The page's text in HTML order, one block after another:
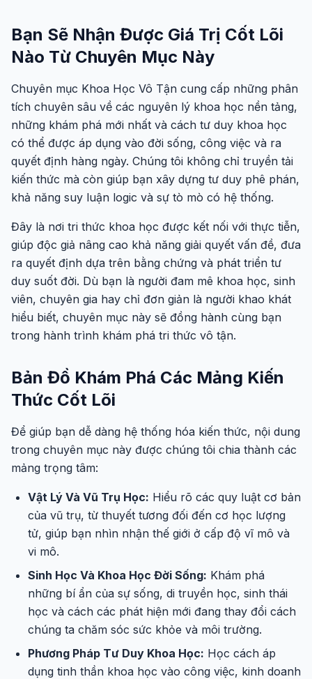
Bạn Sẽ Nhận Được Giá Trị Cốt Lõi
Nào Từ Chuyên Mục Này
Chuyên mục Khoa Học Vô Tận cung cấp những phân
tích chuyên sâu về các nguyên lý khoa học nền tảng,
những khám phá mới nhất và cách tư duy khoa học
có thể được áp dụng vào đời sống, công việc và ra
quyết định hàng ngày. Chúng tôi không chỉ truyền tải
kiến thức mà còn giúp bạn xây dựng tư duy phê phán,
khả năng suy luận logic và sự tò mò có hệ thống.
Đây là nơi tri thức khoa học được kết nối với thực tiễn,
giúp độc giả nâng cao khả năng giải quyết vấn đề, đưa
ra quyết định dựa trên bằng chứng và phát triển tư
duy suốt đời. Dù bạn là người đam mê khoa học, sinh
viên, chuyên gia hay chỉ đơn giản là người khao khát
hiểu biết, chuyên mục này sẽ đồng hành cùng bạn
trong hành trình khám phá tri thức vô tận.
Bản Đồ Khám Phá Các Mảng Kiến
Thức Cốt Lõi
Để giúp bạn dễ dàng hệ thống hóa kiến thức, nội dung
trong chuyên mục này được chúng tôi chia thành các
mảng trọng tâm:
Vật Lý Và Vũ Trụ Học: Hiểu rõ các quy luật cơ bản
của vũ trụ, từ thuyết tương đối đến cơ học lượng
tử, giúp bạn nhìn nhận thế giới ở cấp độ vĩ mô và
vi mô.
Sinh Học Và Khoa Học Đời Sống: Khám phá
những bí ẩn của sự sống, di truyền học, sinh thái
học và cách các phát hiện mới đang thay đổi cách
chúng ta chăm sóc sức khỏe và môi trường.
Phương Pháp Tư Duy Khoa Học: Học cách áp
dụng tinh thần khoa học vào công việc, kinh doanh